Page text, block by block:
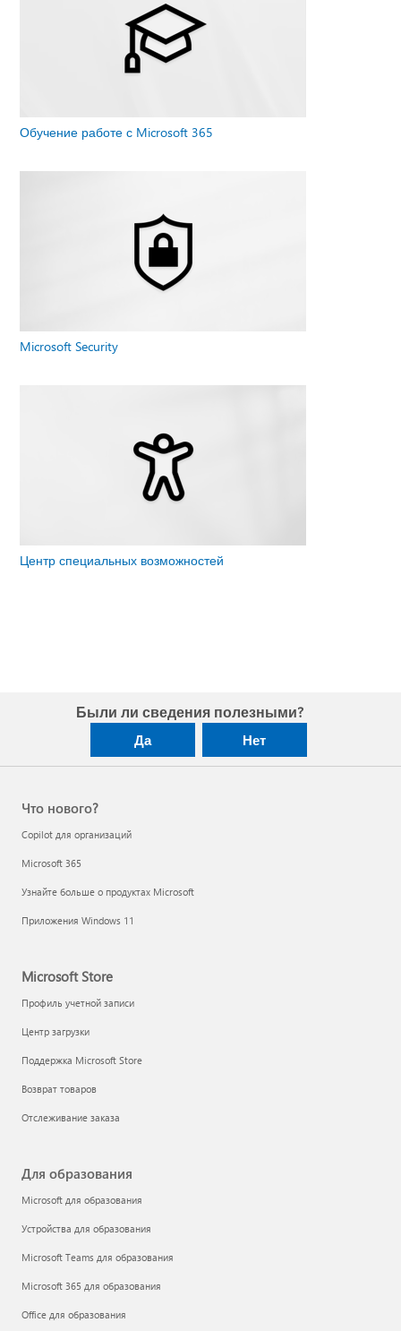
Обучение работе с Microsoft 365
Microsoft Security
Центр специальных возможностей
Были ли сведения полезными?
Да Нет
Что нового?
Copilot для организаций
Microsoft 365
Узнайте больше о продуктах Microsoft
Приложения Windows 11
Microsoft Store
Профиль учетной записи
Центр загрузки
Поддержка Microsoft Store
Возврат товаров
Отслеживание заказа
Для образования
Microsoft для образования
Устройства для образования
Microsoft Teams для образования
Microsoft 365 для образования
Office для образования